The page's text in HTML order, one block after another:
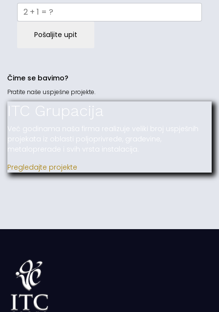
Pošaljite upit
Čime se bavimo?
Pratite naše uspješne projekte.
ITC Grupacija
Već godinama naša firma realizuje veliki broj uspješnih
projekata iz oblasti poljoprivrede, građevine,
metaloprerade i svih vrsta instalacija.
Pregledajte projekte